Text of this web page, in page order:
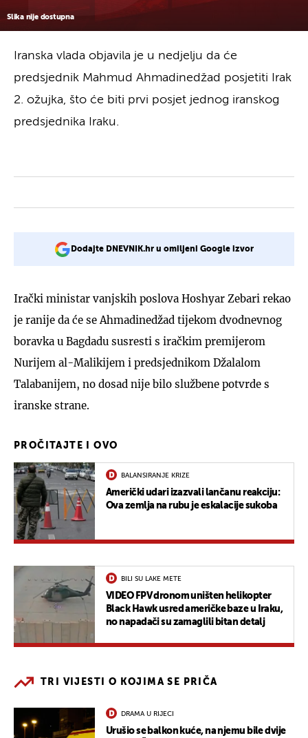
Slika nije dostupna
Iranska vlada objavila je u nedjelju da će
predsjednik Mahmud Ahmadinedžad posjetiti Irak
2. ožujka, što će biti prvi posjet jednog iranskog
predsjednika Iraku.
Dodajte DNEVNIK.hr u omiljeni Google izvor
Irački ministar vanjskih poslova Hoshyar Zebari rekao
je ranije da će se Ahmadinedžad tijekom dvodnevnog
boravka u Bagdadu susresti s iračkim premijerom
Nurijem al-Malikijem i predsjednikom Džalalom
Talabanijem, no dosad nije bilo službene potvrde s
iranske strane.
PROČITAJTE I OVO
BALANSIRANJE KRIZE
Američki udari izazvali lančanu reakciju:
Ova zemlja na rubu je eskalacije sukoba
BILI SU LAKE METE
VIDEO FPV dronom uništen helikopter
Black Hawk usred američke baze u Iraku,
no napadači su zamaglili bitan detalj
TRI VIJESTI O KOJIMA SE PRIČA
DRAMA U RIJECI
Urušio se balkon kuće, na njemu bile dvije